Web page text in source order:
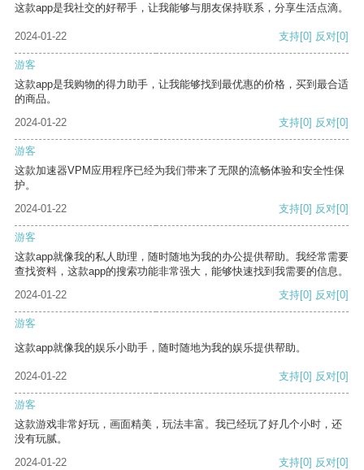
这款app是我社交的好帮手，让我能够与朋友保持联系，分享生活点滴。
2024-01-22 支持[0] 反对[0]
游客
这款app是我购物的得力助手，让我能够找到最优惠的价格，买到最合适
的商品。
2024-01-22
支持[0] 反对[0]
游客
这款加速器VPM应用程序已经为我们带来了无限的流畅体验和安全性保
护。
2024-01-22
支持[0] 反对[0]
游客
这款app就像我的私人助理，随时随地为我的办公提供帮助。我经常需要
查找资料，这款app的搜索功能非常强大，能够快速找到我需要的信息。
2024-01-22
支持[0] 反对[0]
游客
这款app就像我的娱乐小助手，随时随地为我的娱乐提供帮助。
2024-01-22 支持[0] 反对[0]
游客
这款游戏非常好玩，画面精美，玩法丰富。我已经玩了好几个小时，还
没有玩腻。
2024-01-22
支持[0] 反对[0]